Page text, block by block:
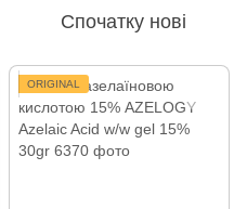
Спочатку нові
ORIGINAL